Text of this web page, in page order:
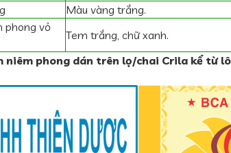
Màu vàng trắng.
phong vỏ
Tem trắng, chữ xanh.
niêm phong dán trên lọ/chai Crila kể từ